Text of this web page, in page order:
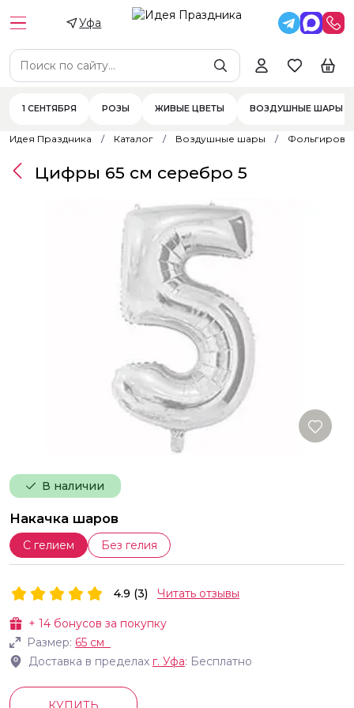
Уфа
1 СЕНТЯБРЯ РОЗЫ ЖИВЫЕ ЦВЕТЫ ВОЗДУШНЫЕ ШАРЫ
Идея Праздника Каталог Воздушные шары
В наличии
Накачка шаров
С гелием Без гелия
Цифры 65 см серебро 5
+ 14 бонусов за покупку
Размер: 65 см
Доставка в пределах г. Уфа: Бесплатно
4.9 (3) Читать отзывы